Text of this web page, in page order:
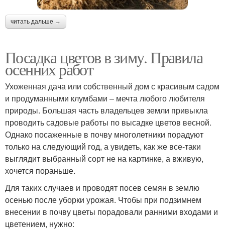
читать дальше →
Посадка цветов в зиму. Правила
осенних работ
Ухоженная дача или собственный дом с красивым садом
и продуманными клумбами – мечта любого любителя
природы. Большая часть владельцев земли привыкла
проводить садовые работы по высадке цветов весной.
Однако посаженные в почву многолетники порадуют
только на следующий год, а увидеть, как же все-таки
выглядит выбранный сорт не на картинке, а вживую,
хочется пораньше.
Для таких случаев и проводят посев семян в землю
осенью после уборки урожая. Чтобы при подзимнем
внесении в почву цветы порадовали ранними входами и
цветением, нужно: